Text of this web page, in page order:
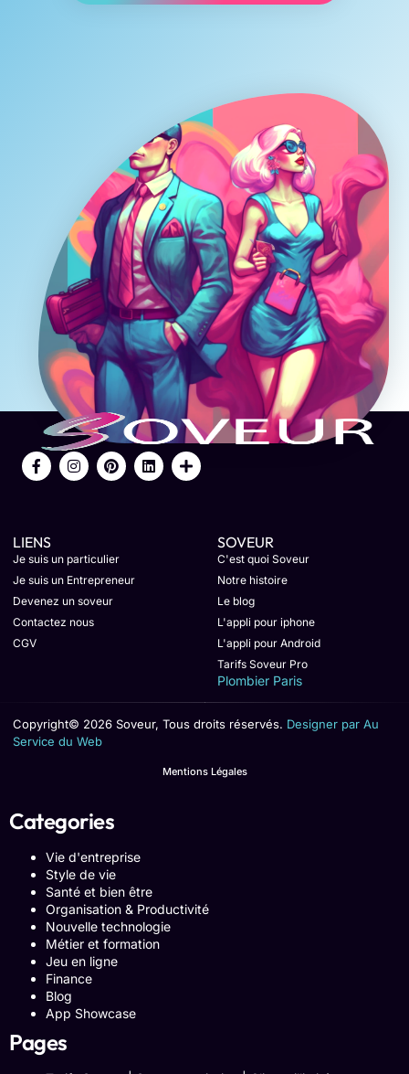
LIENS
Je suis un particulier
Je suis un Entrepreneur
Devenez un soveur
Contactez nous
CGV
SOVEUR
C'est quoi Soveur
Notre histoire
Le blog
L'appli pour iphone
L'appli pour Android
Tarifs Soveur Pro
Plombier Paris
Copyright© 2026 Soveur, Tous droits réservés. Designer par Au
Service du Web
Mentions Légales
Categories
Vie d'entreprise
Style de vie
Santé et bien être
Organisation & Productivité
Nouvelle technologie
Métier et formation
Jeu en ligne
Finance
Blog
App Showcase
Pages